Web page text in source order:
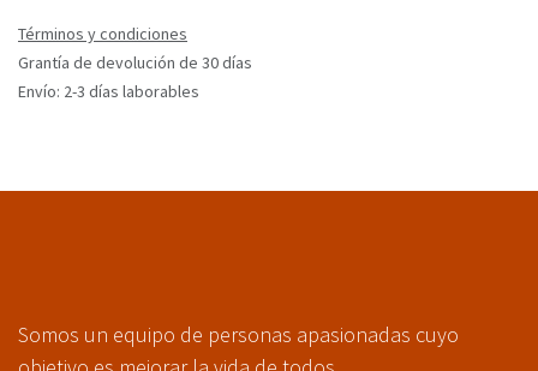
Términos y condiciones
Grantía de devolución de 30 días
Envío: 2-3 días laborables
Somos un equipo de personas apasionadas cuyo